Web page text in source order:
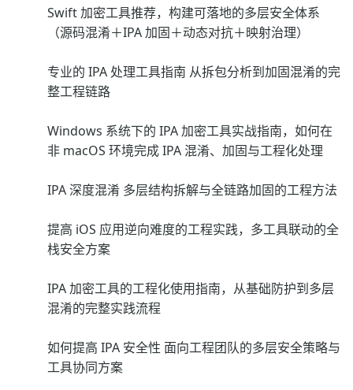
Swift 加密工具推荐，构建可落地的多层安全体系
（源码混淆＋IPA 加固＋动态对抗＋映射治理）
专业的 IPA 处理工具指南 从拆包分析到加固混淆的完
整工程链路
Windows 系统下的 IPA 加密工具实战指南，如何在
非 macOS 环境完成 IPA 混淆、加固与工程化处理
IPA 深度混淆 多层结构拆解与全链路加固的工程方法
提高 iOS 应用逆向难度的工程实践，多工具联动的全
栈安全方案
IPA 加密工具的工程化使用指南，从基础防护到多层
混淆的完整实践流程
如何提高 IPA 安全性 面向工程团队的多层安全策略与
工具协同方案